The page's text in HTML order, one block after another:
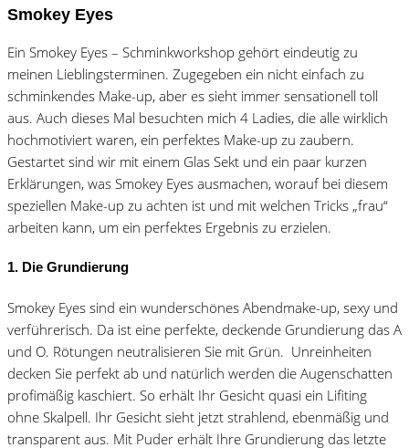
Smokey Eyes
Ein Smokey Eyes – Schminkworkshop gehört eindeutig zu
meinen Lieblingsterminen. Zugegeben ein nicht einfach zu
schminkendes Make-up, aber es sieht immer sensationell toll
aus. Auch dieses Mal besuchten mich 4 Ladies, die alle wirklich
hochmotiviert waren, ein perfektes Make-up zu zaubern.
Gestartet sind wir mit einem Glas Sekt und ein paar kurzen
Erklärungen, was Smokey Eyes ausmachen, worauf bei diesem
speziellen Make-up zu achten ist und mit welchen Tricks „frau“
arbeiten kann, um ein perfektes Ergebnis zu erzielen.
1. Die Grundierung
Smokey Eyes sind ein wunderschönes Abendmake-up, sexy und
verführerisch. Da ist eine perfekte, deckende Grundierung das A
und O. Rötungen neutralisieren Sie mit Grün. Unreinheiten
decken Sie perfekt ab und natürlich werden die Augenschatten
profimäßig kaschiert. So erhält Ihr Gesicht quasi ein Lifiting
ohne Skalpell. Ihr Gesicht sieht jetzt strahlend, ebenmäßig und
transparent aus. Mit Puder erhält Ihre Grundierung das letzte